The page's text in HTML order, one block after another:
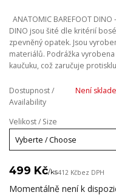
ANATOMIC BAREFOOT
DINO jsou šité dle kritérií
zpevněný opatek. Jsou
materiálů. Podrážka
kaučuku, což zaručuje
Dostupnost /
Availability
Není
Velikost / Size
499 Kč/ks412 Kčbez DPH
Momentálně není k